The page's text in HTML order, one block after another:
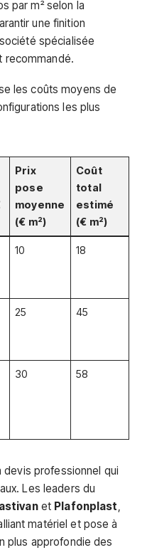
par m² selon la
une finition
spécialisée
recommandé.
les coûts moyens de
les plus
Prix
pose
moyenne
(€ m²)
Coût
total
estimé
(€ m²)
10 18
25 45
30 58
devis professionnel qui
Les leaders du
et Plafonplast,
matériel et pose à
plus approfondie des